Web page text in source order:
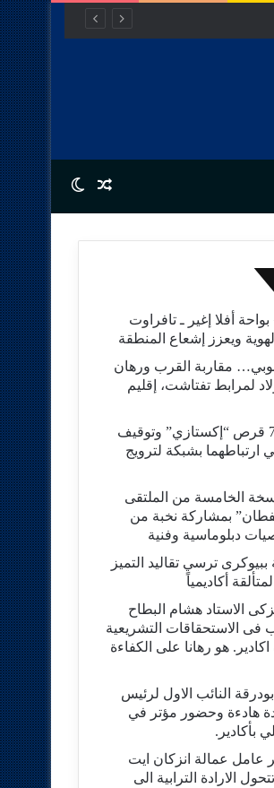
Random Article
Switch skin
أفلا إغير ـ تافراوت
ويعزز إشعاع المنطقة
مقاربة القرب ورهان
لمرابط تفتاشت، إقليم
أكادير.. حجز 7300 قرص “إكستازي” وتوقيف
بشبكة لترويج
الخامسة من الملتقى
بمشاركة نخبة من
دبلوماسية وفنية
ببيوكرى ترسي تقاليد التميز
أكاديمياً
الاستاد هشام البطاح
فى الاستحقاقات التشريعية
هو رهانا على الكفاءة
النائب الاول لرئيس
هادءة وحضور مؤتر في
بأكادير.
عامل عمالة انزكان ايت
الارادة الترابية الى